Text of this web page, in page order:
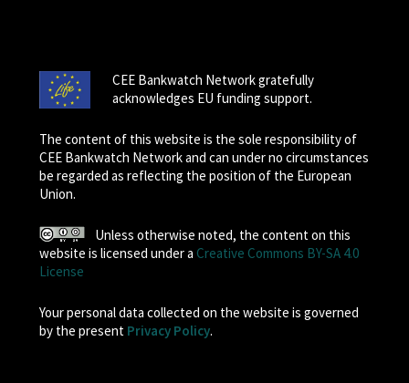
CEE Bankwatch Network gratefully
acknowledges EU funding support.
The content of this website is the sole responsibility of
CEE Bankwatch Network and can under no circumstances
be regarded as reflecting the position of the European
Union.
Unless otherwise noted, the content on this
website is licensed under a Creative Commons BY-SA 4.0
License
Your personal data collected on the website is governed
by the present Privacy Policy.